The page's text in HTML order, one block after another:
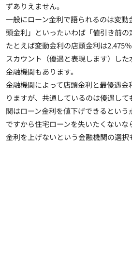
ずありえません。
一般にローン金利で語られるのは変
頭金利」といったいわば「値引き前の
たとえば変動金利の店頭金利は2.475
スカウント（優遇と表現します）し
金融機関もあります。
金融機関によって店頭金利と最優遇
りますが、共通しているのは優遇し
関はローン金利を値下げできるという
ですから住宅ローンを失いたくないな
金利を上げないという金融機関の選択